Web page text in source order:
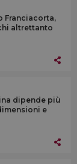
Franciacorta,
altrettanto
dipende più
e